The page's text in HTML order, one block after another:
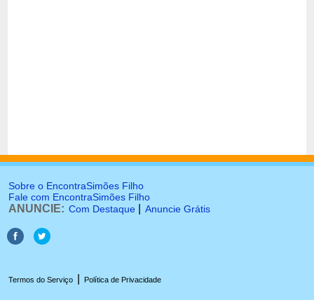
Sobre o EncontraSimões Filho
Fale com EncontraSimões Filho
ANUNCIE: Com Destaque Anuncie Grátis
Termos do Serviço Política de Privacidade